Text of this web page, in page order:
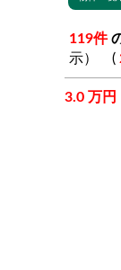
119件
示） (
3.0 万円